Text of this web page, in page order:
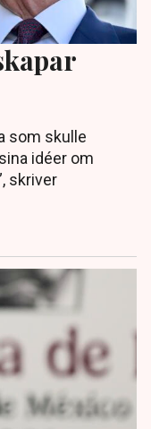
som skulle
idéer om
skriver